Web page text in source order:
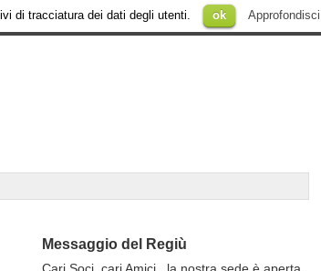
Messaggio del Regiù
Cari Soci, cari Amici, la nostra sede è aperta
di tracciatura dei dati degli utenti. ok Approfondisci